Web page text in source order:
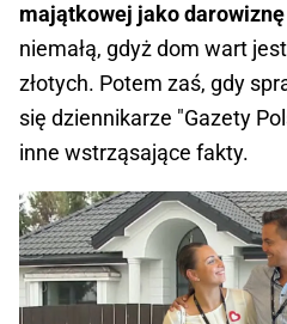
majątkowej jako
niemałą, gdyż dom wart
złotych. Potem zaś, gdy
się dziennikarze "Gazety
inne wstrząsające fakty.